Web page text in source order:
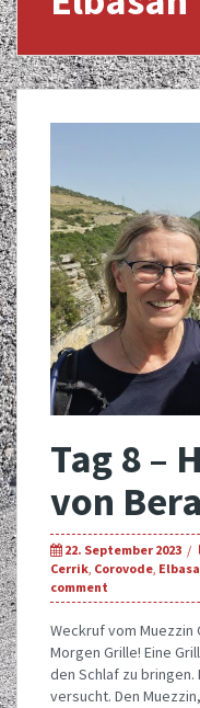
Tag 8 –
von
22. September 2023
Cerrik, Corovode,
comment
Weckruf vom Muezzin
Morgen Grille! Eine
den Schlaf zu
versucht. Den